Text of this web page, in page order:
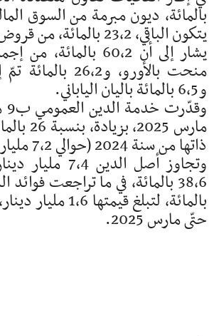
بالمائة، ديون مبرمة من السوق
يتكون الباقي، 23،2 بالمائة، من قروض ثنائية.
يشار إلى أن 60،2
منحت بالأورو،
و6،5 بالمائة باليان الياباني.
مارس
ذاتها من سنة 2024 (حوالي 7،2 مليار دينار).
وتجاوز أصل الدين
حتّى مارس 2025.